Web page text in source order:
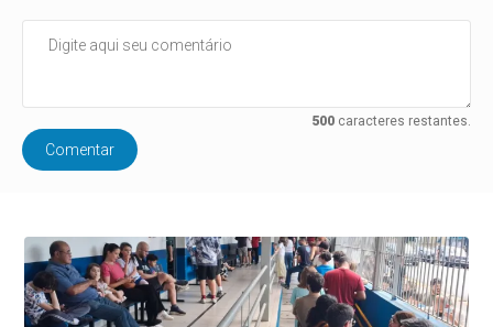
500caracteres restantes.
Comentar